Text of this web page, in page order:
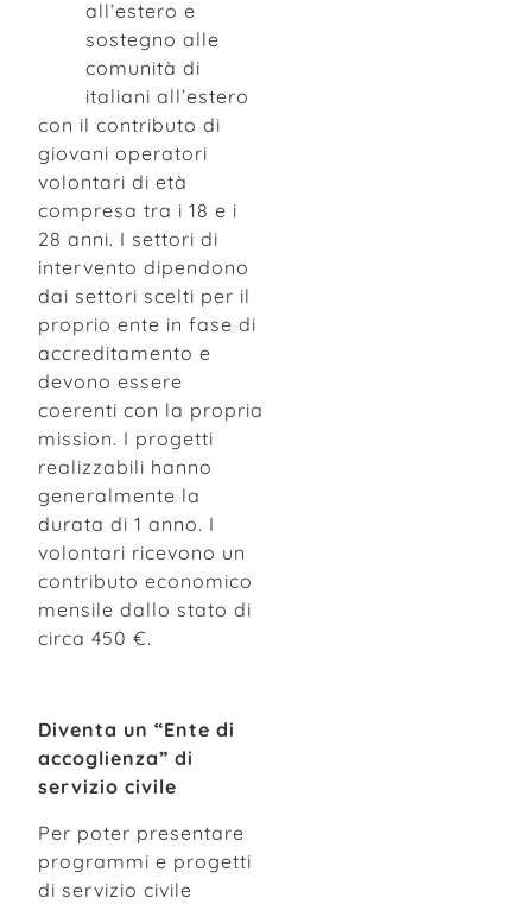
all’estero e
sostegno alle
comunità di
italiani all’estero
con il contributo di
giovani operatori
volontari di età
compresa tra i 18 e i
28 anni. I settori di
intervento dipendono
dai settori scelti per il
proprio ente in fase di
accreditamento e
devono essere
coerenti con la propria
mission. I progetti
realizzabili hanno
generalmente la
durata di 1 anno. I
volontari ricevono un
contributo economico
mensile dallo stato di
circa 450 €.
Diventa un “Ente di
accoglienza” di
servizio civile
Per poter presentare
programmi e progetti
di servizio civile